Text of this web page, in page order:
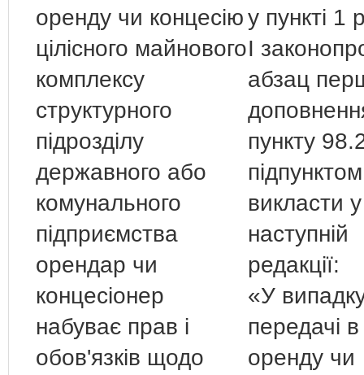
оренду чи концесію
цілісного майнового
комплексу
структурного
підрозділу
державного або
комунального
підприємства
орендар чи
концесіонер
набуває прав і
обов'язків щодо
у пункті 1
І
абзац
пункту
викласти у
наступній
редакції:
«У
передачі в
оренду чи